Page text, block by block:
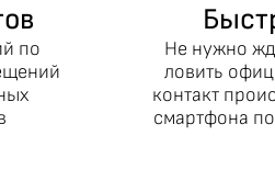
по
Не нужно
ловить
контакт
смартфона